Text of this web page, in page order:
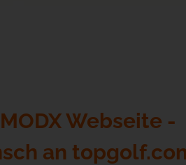
Webseite -
an